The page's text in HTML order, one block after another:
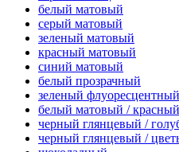
белый матовый
серый матовый
зеленый матовый
красный матовый
синий матовый
белый прозрачный
зеленый флуоресцентный
белый матовый / красный
черный глянцевый /
черный глянцевый /